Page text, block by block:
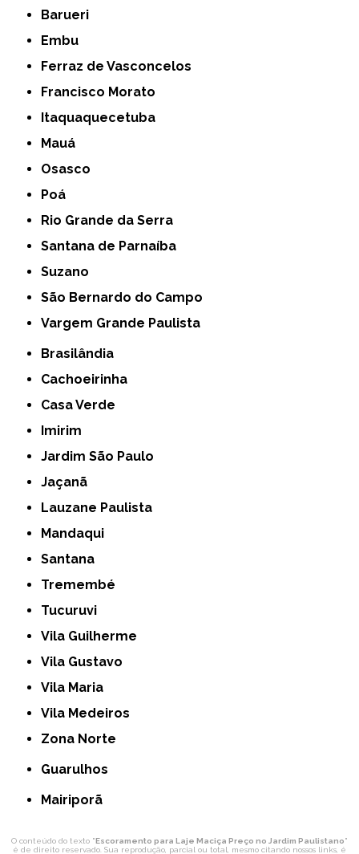
Barueri
Embu
Ferraz de Vasconcelos
Francisco Morato
Itaquaquecetuba
Mauá
Osasco
Poá
Rio Grande da Serra
Santana de Parnaíba
Suzano
São Bernardo do Campo
Vargem Grande Paulista
Brasilândia
Cachoeirinha
Casa Verde
Imirim
Jardim São Paulo
Jaçanã
Lauzane Paulista
Mandaqui
Santana
Tremembé
Tucuruvi
Vila Guilherme
Vila Gustavo
Vila Maria
Vila Medeiros
Zona Norte
Guarulhos
Mairiporã
O conteúdo do texto " Escoramento para Laje Maciça Preço no Jardim Paulistano"
é de direito reservado. Sua reprodução, parcial ou total, mesmo citando nossos links, é